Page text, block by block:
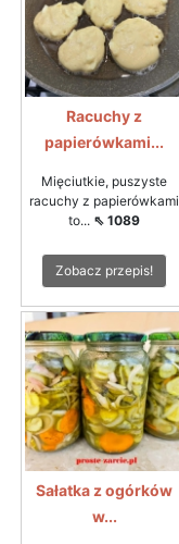
Racuchy z
papierówkami...
Mięciutkie, puszyste
racuchy z papierówkami
to... ⇖ 1089
Zobacz przepis!
Sałatka z ogórków
w...